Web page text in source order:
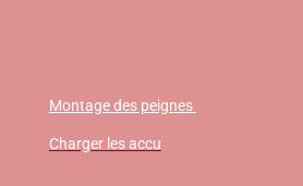
Montage des peignes
Charger les accu